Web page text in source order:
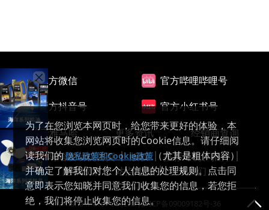
官方微信
官方哔哩哔哩号
官方抖音号
官方小红书号
关于雅马哈
更多资讯
经销商查询
雅马哈发动机首页
版权
推荐环境、插件
隐私政策
站点地图 联系我们
©Yamaha Motor Co.,Ltd.|沪ICP备09009182号-36
为了在您浏览本网页时，给您带来更好的体验，本
网站将收集您浏览网页时的Cookie信息。请仔细阅
读我们的隐私政策和Cookie政策（尤其是粗体内容）
并确定了解我们对您个人信息的处理规则。点击同
意即表示您知晓并同意我们收集您的信息，若您拒
绝，我们将停止收集您的信息。